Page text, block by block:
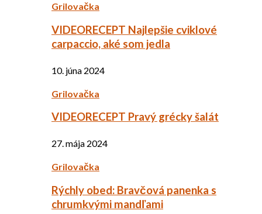
Grilovačka
VIDEORECEPT Najlepšie cviklové
carpaccio, aké som jedla
10. júna 2024
Grilovačka
VIDEORECEPT Pravý grécky šalát
27. mája 2024
Grilovačka
Rýchly obed: Bravčová panenka s
chrumkvými mandľami